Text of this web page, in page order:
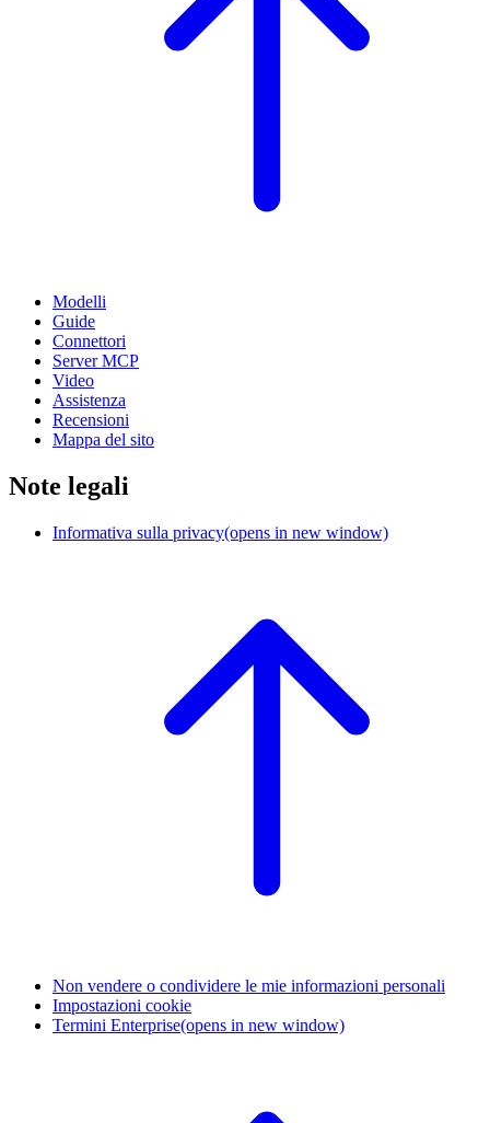
Modelli
Guide
Connettori
Server MCP
Video
Assistenza
Recensioni
Mappa del sito
Note legali
Informativa sulla privacy(opens in new window)
Non vendere o condividere le mie informazioni personali
Impostazioni cookie
Termini Enterprise(opens in new window)